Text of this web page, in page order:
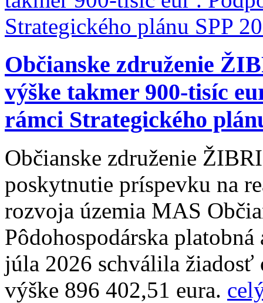
Občianske združenie
výške takmer 900-tisíc
rámci Strategického
Občianske združenie
poskytnutie príspevku na
rozvoja územia MAS
Pôdohospodárska
júla 2026 schválila
výške 896 402,51 eura.